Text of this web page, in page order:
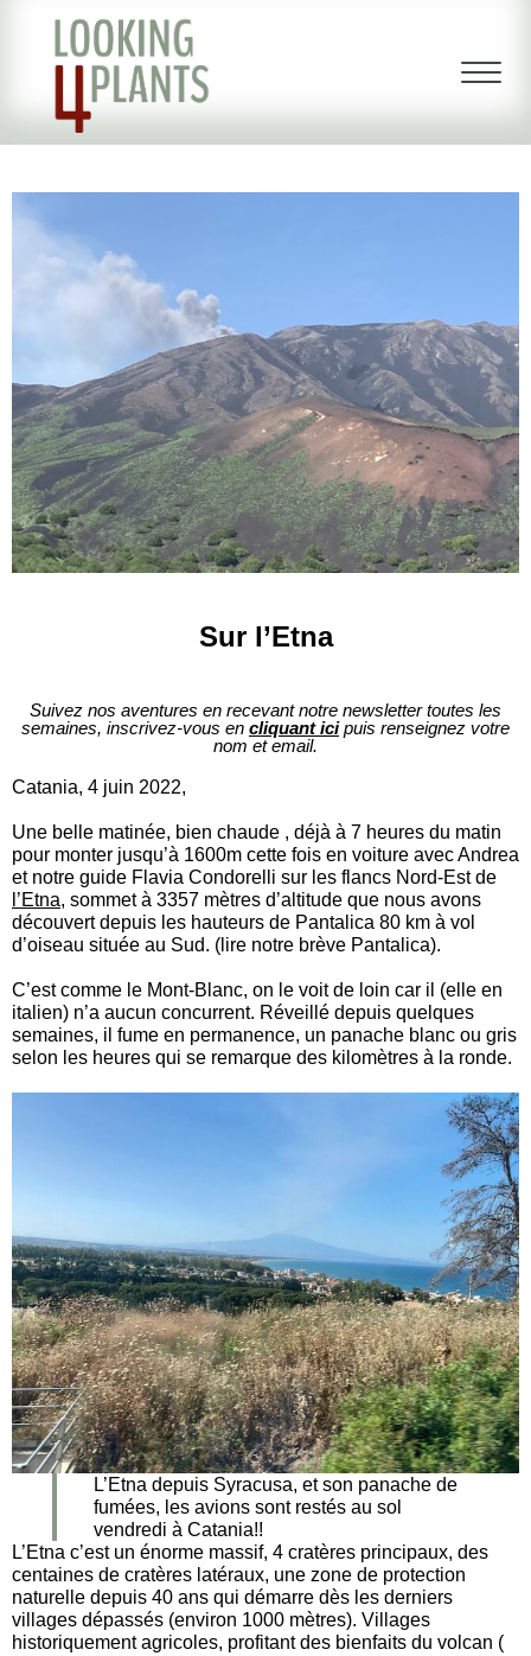
Sur l’Etna
Suivez nos aventures en recevant notre newsletter toutes les
semaines, inscrivez-vous en cliquant icipuis renseignez votre
nom et email.
Catania, 4 juin 2022,
Une belle matinée, bien chaude , déjà à 7 heures du matin
pour monter jusqu’à 1600m cette fois en voiture avec Andrea
et notre guide Flavia Condorelli sur les flancs Nord-Est de
l’Etna, sommet à 3357 mètres d’altitude que nous avons
découvert depuis les hauteurs de Pantalica 80 km à vol
d’oiseau située au Sud. (lire notre brève Pantalica).
C’est comme le Mont-Blanc, on le voit de loin car il (elle en
italien) n’a aucun concurrent. Réveillé depuis quelques
semaines, il fume en permanence, un panache blanc ou gris
selon les heures qui se remarque des kilomètres à la ronde.
L’Etna depuis Syracusa, et son panache de
fumées, les avions sont restés au sol
vendredi à Catania!!
L’Etna c’est un énorme massif, 4 cratères principaux, des
centaines de cratères latéraux, une zone de protection
naturelle depuis 40 ans qui démarre dès les derniers
villages dépassés (environ 1000 mètres). Villages
historiquement agricoles, profitant des bienfaits du volcan (